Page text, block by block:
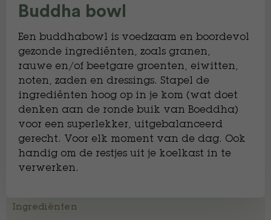
Buddha bowl
Een buddhabowl is voedzaam en boordevol
gezonde ingrediënten, zoals granen,
rauwe en/of beetgare groenten, eiwitten,
noten, zaden en dressings. Stapel de
ingrediënten hoog op in je kom (wat doet
denken aan de ronde buik van Boeddha)
voor een superlekker, uitgebalanceerd
gerecht. Voor elk moment van de dag. Ook
handig om de restjes uit je koelkast in te
verwerken.
Ingrediënten